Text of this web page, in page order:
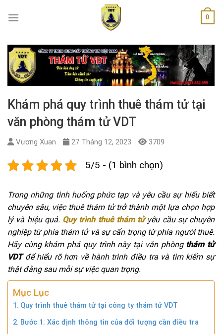
0
Khám phá quy trình thuê thám tử tại
văn phòng thám tử VDT
Vương Xuan 27 Tháng 12, 2023 3709
5/5 - (1 bình chọn)
Trong những tình huống phức tạp và yêu cầu sự hiểu biết
chuyên sâu, việc thuê thám tử trở thành một lựa chọn hợp
lý và hiệu quả. Quy trình thuê thám tử yêu cầu sự chuyên
nghiệp từ phía thám tử và sự cẩn trọng từ phía người thuê.
Hãy cùng khám phá quy trình này tại văn phòng thám tử
VDTđể hiểu rõ hơn về hành trình điều tra và tìm kiếm sự
thật đằng sau mỗi sự việc quan trọng.
Mục Lục
Quy trình thuê thám tử tại công ty thám tử VDT
Bước 1: Xác định thông tin của đối tượng cần điều tra